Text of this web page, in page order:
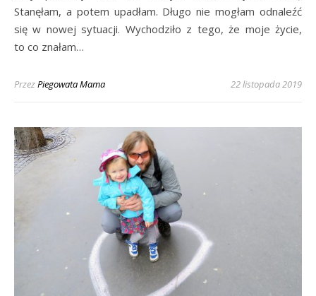
Stanęłam, a potem upadłam. Długo nie mogłam odnaleźć
się w nowej sytuacji. Wychodziło z tego, że moje życie,
to co znałam…
PrzezPiegowata Mama 22 listopada 2019